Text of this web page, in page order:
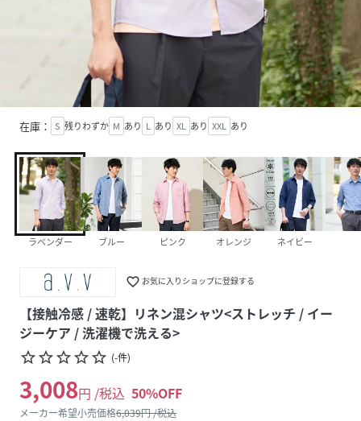
在庫： S 残りわずか M あり L あり XL あり XXL あり
ラベンダー ブルー ピンク オレンジ ネイビー
favorite_border お気に入りショップに登録する
【接触冷感 / 速乾】リネン混シャツ<ストレッチ / イー
ジーケア / 洗濯機で洗える>
star_borderstar_borderstar_borderstar_borderstar_border (-件)
3,008円 /税込 50%OFF
メーカー希望小売価格6,039円 /税込